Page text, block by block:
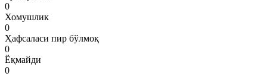
0
Хомушлик
0
Ҳафсаласи пир бўлмоқ
0
Ёқмайди
0